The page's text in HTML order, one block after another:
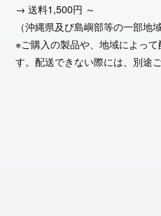
→ 送料1,500円 ～
（沖縄県及び島嶼部等の一部地
※ご購入の製品や、地域によっ
す。配送できない際には、別途